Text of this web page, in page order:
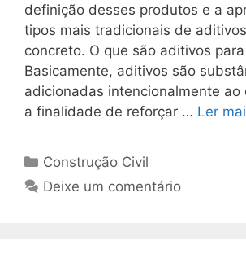
definição desses produtos e a
tipos mais tradicionais de
concreto. O que são aditivos
Basicamente, aditivos são
adicionadas intencionalmente ao
a finalidade de reforçar … Ler
Construção Civil
Deixe um comentário